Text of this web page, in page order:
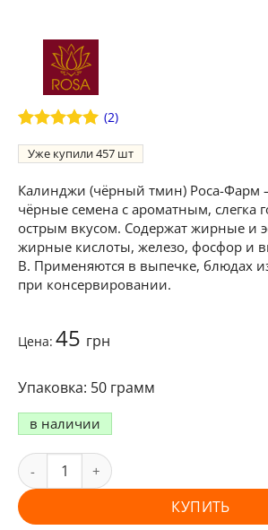
Рейтинг5
из 5 на
опроса
2
пользователей
(2)
Уже купили457
Калинджи (чёрный тмин) Роса-Фарм
чёрные семена с ароматным, слегка
острым вкусом. Содержат жирные и
жирные кислоты, железо, фосфор и
В. Применяются в выпечке, блюдах
при консервировании.
Цена: 45 грн
50 грамм
в наличии
КУПИТЬ